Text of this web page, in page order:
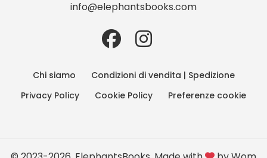
info@elephantsbooks.com
Chi siamo
Condizioni di vendita | Spedizione
Privacy Policy
Cookie Policy Preferenze cookie